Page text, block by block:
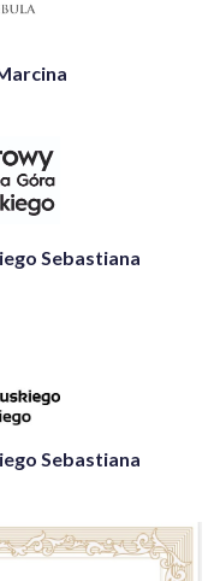
Sebastiana
Sebastiana